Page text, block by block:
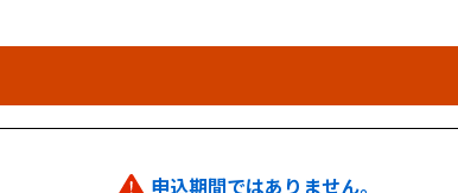
申込期間ではありません。